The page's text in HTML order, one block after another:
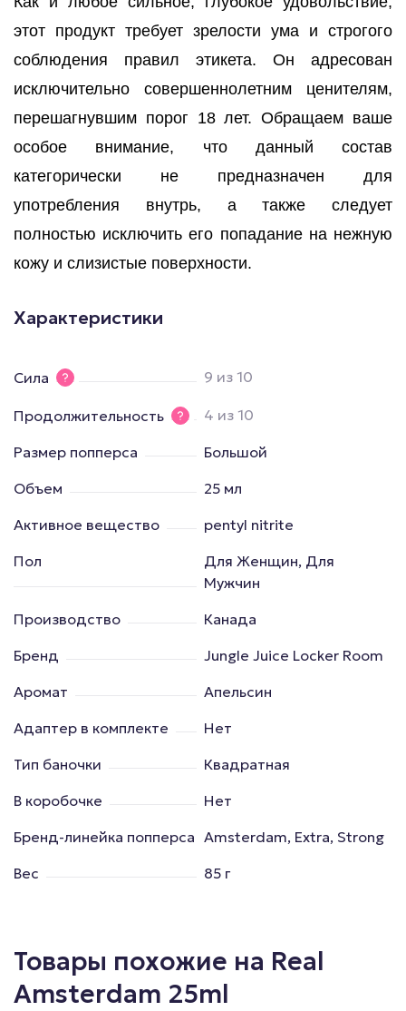
этот продукт требует зрелости ума и строгого
соблюдения правил этикета. Он адресован
исключительно совершеннолетним ценителям,
перешагнувшим порог 18 лет. Обращаем ваше
особое внимание, что данный состав
категорически не предназначен для
употребления внутрь, а также следует
полностью исключить его попадание на нежную
кожу и слизистые поверхности.
Характеристики
Сила 9 из 10
Продолжительность 4 из 10
Размер попперса
Большой
Объем
25 мл
Активное вещество
pentyl nitrite
Пол
Для Женщин, Для
Мужчин
Производство
Канада
Бренд
Jungle Juice Locker Room
Аромат
Апельсин
Адаптер в комплекте
Нет
Тип баночки
Квадратная
В коробочке
Нет
Бренд-линейка попперса Amsterdam, Extra, Strong
Вес
85 г
Товары похожие на Real
Amsterdam 25ml